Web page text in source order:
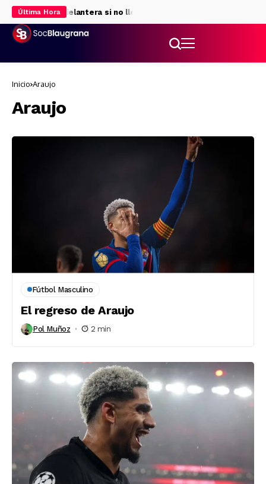
Última Hora
para la delantera si no llega Julián Álvarez
Inicio Araujo
Araujo
Fútbol Masculino
El regreso de Araujo
Pol Muñoz 2 min